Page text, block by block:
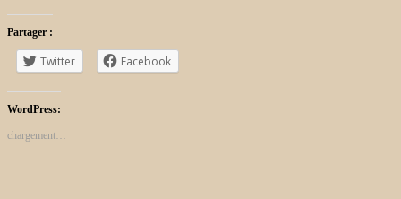
Partager :
Twitter Facebook
WordPress:
chargement…